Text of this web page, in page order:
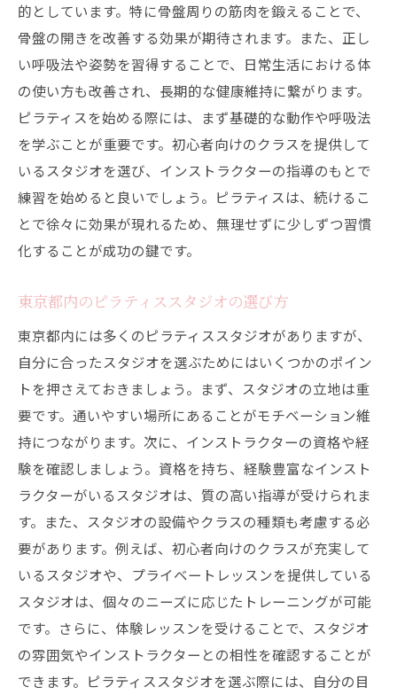
東京都で骨盤の開きを改善ピラティスの効果と
おすすめスタジオ
ピラティスの基本的な効果とメリット
骨盤の開きを改善するための具体的なピラ
ティス法
東京都内で人気のピラティススタジオ
レッスンの種類と特徴
効果的なレッスンプランの選び方
骨盤矯正に成功した体験談とレビュー
けエクササイズ
女性のためのピラティスエクササイズの魅
力
骨盤矯正に効果的なエクササイズの種類
忙しい女性におすすめの短時間エクササイ
ズ
エクササイズを楽しむためのヒント
グループレッスンとプライベートレッスン
の違い
効果を実感するためのエクササイズ頻度と
継続方法
東京都の女性へピラティスで骨盤の開きを解消
し美しい姿勢を手に入れよう
美しい姿勢を手に入れるためのピラティス
的としています。特に骨盤周りの筋肉を鍛えることで、
骨盤の開きを改善する効果が期待されます。また、正し
い呼吸法や姿勢を習得することで、日常生活における体
の使い方も改善され、長期的な健康維持に繋がります。
ピラティスを始める際には、まず基礎的な動作や呼吸法
を学ぶことが重要です。初心者向けのクラスを提供して
いるスタジオを選び、インストラクターの指導のもとで
練習を始めると良いでしょう。ピラティスは、続けるこ
とで徐々に効果が現れるため、無理せずに少しずつ習慣
化することが成功の鍵です。
東京都内のピラティススタジオの選び方
東京都内には多くのピラティススタジオがありますが、
自分に合ったスタジオを選ぶためにはいくつかのポイン
トを押さえておきましょう。まず、スタジオの立地は重
要です。通いやすい場所にあることがモチベーション維
持につながります。次に、インストラクターの資格や経
験を確認しましょう。資格を持ち、経験豊富なインスト
ラクターがいるスタジオは、質の高い指導が受けられま
す。また、スタジオの設備やクラスの種類も考慮する必
要があります。例えば、初心者向けのクラスが充実して
いるスタジオや、プライベートレッスンを提供している
スタジオは、個々のニーズに応じたトレーニングが可能
です。さらに、体験レッスンを受けることで、スタジオ
の雰囲気やインストラクターとの相性を確認することが
できます。ピラティススタジオを選ぶ際には、自分の目